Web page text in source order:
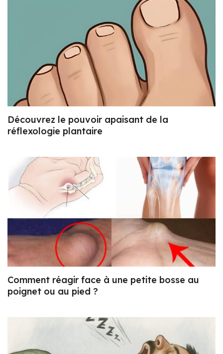
Découvrez le pouvoir apaisant de la
réflexologie plantaire
Comment réagir face à une petite bosse au
poignet ou au pied ?